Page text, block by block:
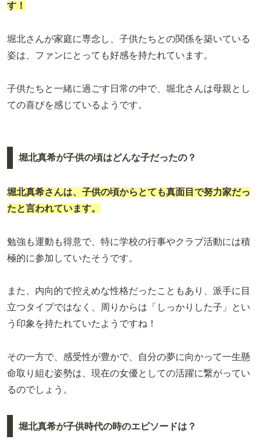
す！
堀北さんが家庭に専念し、子供たちとの関係を築いている
姿は、ファンにとっても好感を持たれています。
子供たちと一緒に過ごす日常の中で、堀北さんは母親とし
ての喜びを感じているようです。
堀北真希が子供の頃はどんな子だったの？
堀北真希さんは、子供の頃からとても真面目で努力家だっ
たと言われています。
勉強も運動も得意で、特に学校の行事やクラブ活動には積
極的に参加していたそうです。
また、内向的で控えめな性格だったこともあり、派手に目
立つタイプではなく、周りからは「しっかりした子」とい
う印象を持たれていたようですね！
その一方で、感受性が豊かで、自分の夢に向かって一生懸
命取り組む姿勢は、現在の女優としての活躍に繋がってい
るのでしょう。
堀北真希が子供時代の時のエピソードは？